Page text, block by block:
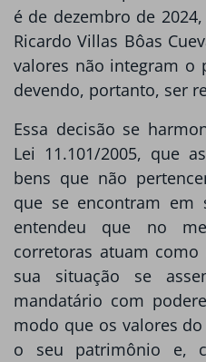
é de dezembro de
Ricardo Villas Bôas
valores não integram o
devendo, portanto, ser
Essa decisão se
Lei 11.101/2005, que
bens que não
que se encontram em
entendeu que no
corretoras atuam
sua situação se
mandatário com
modo que os valores
o seu patrimônio e,